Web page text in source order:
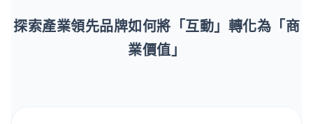
探索產業領先品牌如何將「互動」轉化為「商
業價值」